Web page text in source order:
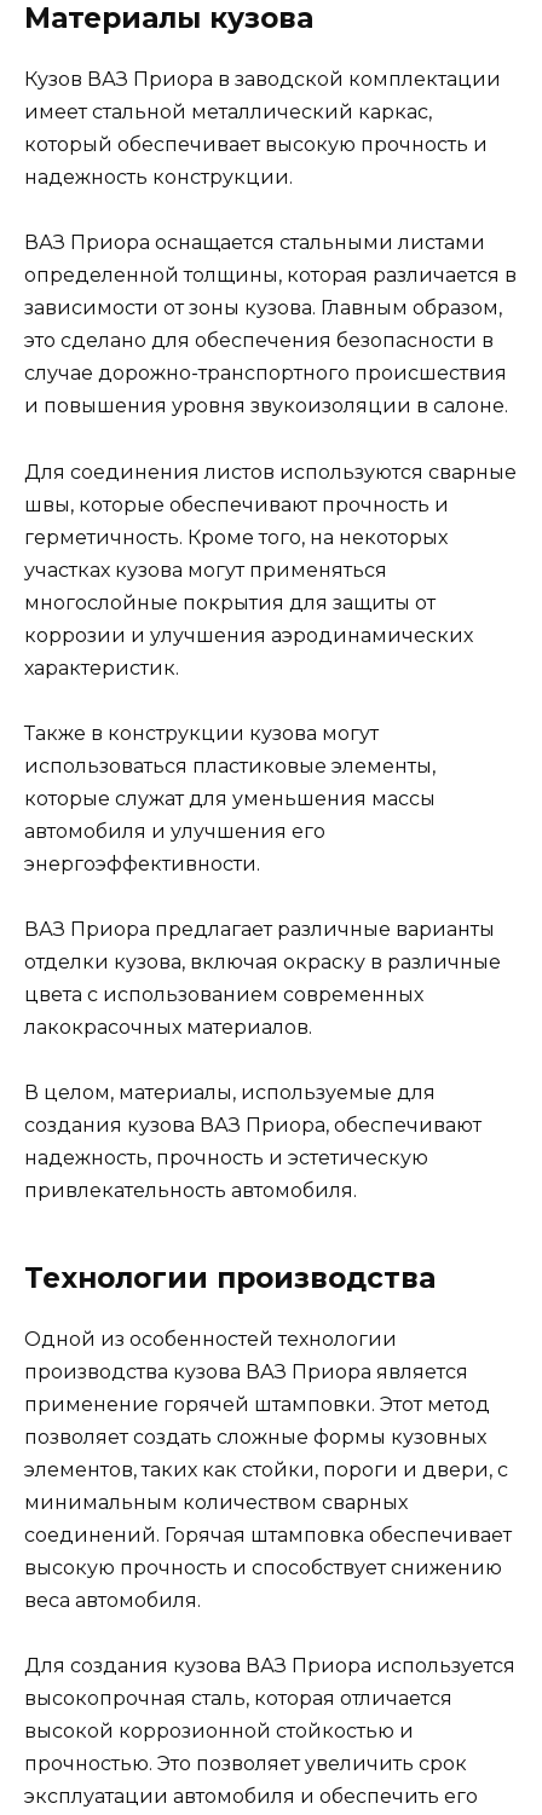
Материалы кузова
Кузов ВАЗ Приора в заводской комплектации
имеет стальной металлический каркас,
который обеспечивает высокую прочность и
надежность конструкции.
ВАЗ Приора оснащается стальными листами
определенной толщины, которая различается в
зависимости от зоны кузова. Главным образом,
это сделано для обеспечения безопасности в
случае дорожно-транспортного происшествия
и повышения уровня звукоизоляции в салоне.
Для соединения листов используются сварные
швы, которые обеспечивают прочность и
герметичность. Кроме того, на некоторых
участках кузова могут применяться
многослойные покрытия для защиты от
коррозии и улучшения аэродинамических
характеристик.
Также в конструкции кузова могут
использоваться пластиковые элементы,
которые служат для уменьшения массы
автомобиля и улучшения его
энергоэффективности.
ВАЗ Приора предлагает различные варианты
отделки кузова, включая окраску в различные
цвета с использованием современных
лакокрасочных материалов.
В целом, материалы, используемые для
создания кузова ВАЗ Приора, обеспечивают
надежность, прочность и эстетическую
привлекательность автомобиля.
Технологии производства
Одной из особенностей технологии
производства кузова ВАЗ Приора является
применение горячей штамповки. Этот метод
позволяет создать сложные формы кузовных
элементов, таких как стойки, пороги и двери, с
минимальным количеством сварных
соединений. Горячая штамповка обеспечивает
высокую прочность и способствует снижению
веса автомобиля.
Для создания кузова ВАЗ Приора используется
высокопрочная сталь, которая отличается
высокой коррозионной стойкостью и
прочностью. Это позволяет увеличить срок
эксплуатации автомобиля и обеспечить его